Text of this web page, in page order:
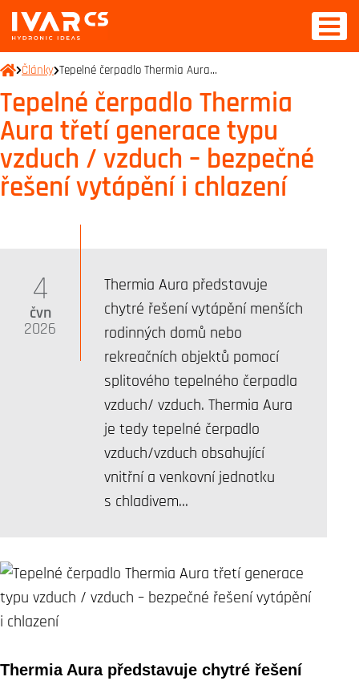
Články Tepelné čerpadlo Thermia Aura…
Tepelné čerpadlo Thermia
Aura třetí generace typu
vzduch / vzduch – bezpečné
řešení vytápění i chlazení
4
čvn
2026
Thermia Aura představuje
chytré řešení vytápění menších
rodinných domů nebo
rekreačních objektů pomocí
splitového tepelného čerpadla
vzduch/ vzduch. Thermia Aura
je tedy tepelné čerpadlo
vzduch/vzduch obsahující
vnitřní a venkovní jednotku
s chladivem…
Thermia Aura představuje chytré řešení